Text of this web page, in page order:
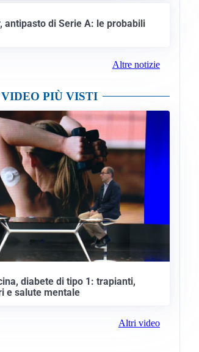
antipasto di Serie A: le probabili
Altre notizie
VIDEO PIÙ VISTI
diabete di tipo 1: trapianti,
e salute mentale
Altri video